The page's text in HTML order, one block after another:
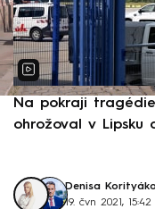
Na pokraji
ohrožoval v Lipsku
Denisa
19. čvn 2021, 15:42